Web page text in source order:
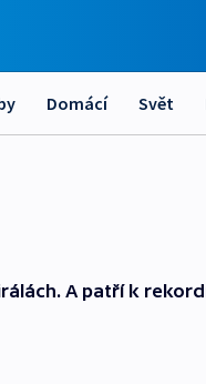
Domácí Svět
A patří k